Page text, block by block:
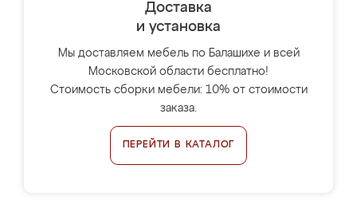
Доставка
и установка
Мы доставляем мебель по Балашихе и всей
Московской области бесплатно!
Стоимость сборки мебели: 10% от стоимости
заказа.
ПЕРЕЙТИ В КАТАЛОГ